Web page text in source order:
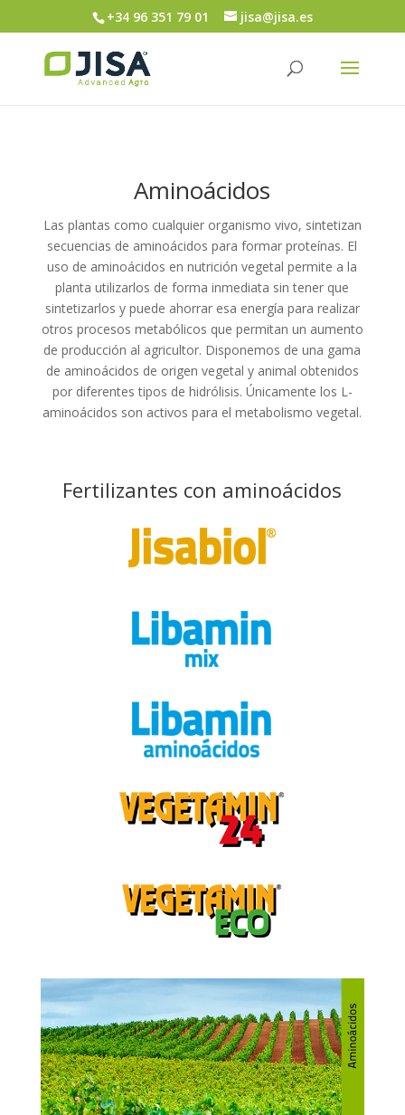
+34 96 351 79 01 jisa@jisa.es
Aminoácidos
Las plantas como cualquier organismo vivo, sintetizan
secuencias de aminoácidos para formar proteínas. El
uso de aminoácidos en nutrición vegetal permite a la
planta utilizarlos de forma inmediata sin tener que
sintetizarlos y puede ahorrar esa energía para realizar
otros procesos metabólicos que permitan un aumento
de producción al agricultor. Disponemos de una gama
de aminoácidos de origen vegetal y animal obtenidos
por diferentes tipos de hidrólisis. Únicamente los L-
aminoácidos son activos para el metabolismo vegetal.
Fertilizantes con aminoácidos